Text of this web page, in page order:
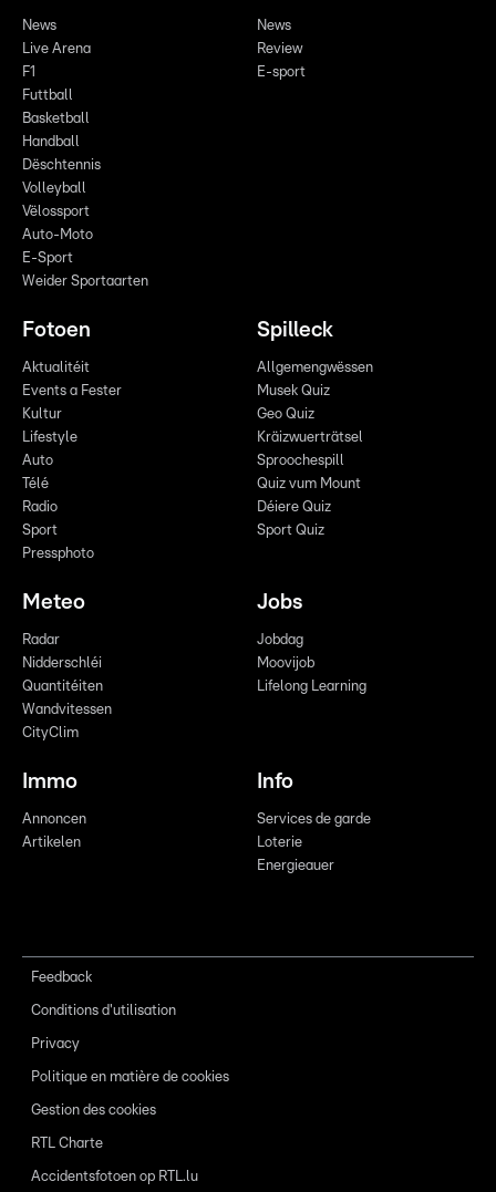
News
Live Arena
F1
Futtball
Basketball
Handball
Dëschtennis
Volleyball
Vëlossport
Auto-Moto
E-Sport
Weider Sportaarten
News
Review
E-sport
Fotoen
Aktualitéit
Events a Fester
Kultur
Lifestyle
Auto
Télé
Radio
Sport
Pressphoto
Spilleck
Allgemengwëssen
Musek Quiz
Geo Quiz
Kräizwuerträtsel
Sproochespill
Quiz vum Mount
Déiere Quiz
Sport Quiz
Meteo
Radar
Nidderschléi
Quantitéiten
Wandvitessen
CityClim
Jobs
Jobdag
Moovijob
Lifelong Learning
Immo
Annoncen
Artikelen
Info
Services de garde
Loterie
Energieauer
Feedback
Conditions d'utilisation
Privacy
Politique en matière de cookies
Gestion des cookies
RTL Charte
Accidentsfotoen op RTL.lu